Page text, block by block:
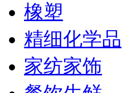
橡塑
精细化学品
家纺家饰